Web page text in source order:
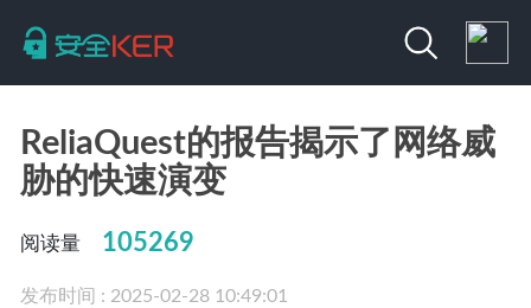
ReliaQuest的报告揭示了网络威
胁的快速演变
阅读量 105269
发布时间 : 2025-02-28 10:49:01